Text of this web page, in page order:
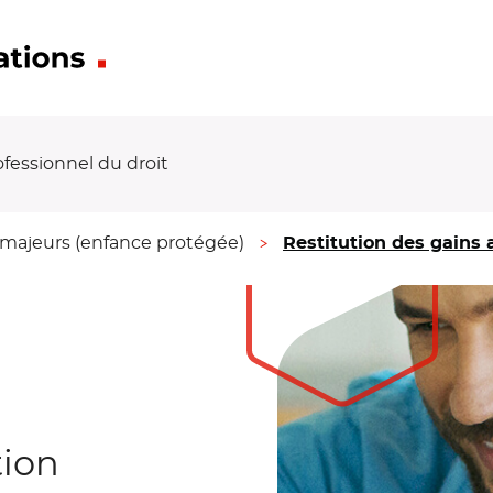
du droit
(enfance protégée) Restitution des gains